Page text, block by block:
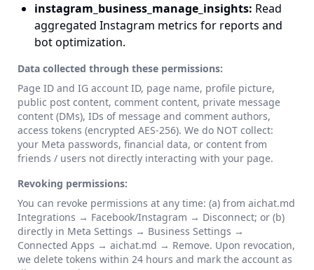
instagram_business_manage_insights: Read
aggregated Instagram metrics for reports and
bot optimization.
Data collected through these permissions:
Page ID and IG account ID, page name, profile picture,
public post content, comment content, private message
content (DMs), IDs of message and comment authors,
access tokens (encrypted AES-256). We do NOT collect:
your Meta passwords, financial data, or content from
friends / users not directly interacting with your page.
Revoking permissions:
You can revoke permissions at any time: (a) from aichat.md
Integrations → Facebook/Instagram → Disconnect; or (b)
directly in Meta Settings → Business Settings →
Connected Apps → aichat.md → Remove. Upon revocation,
we delete tokens within 24 hours and mark the account as